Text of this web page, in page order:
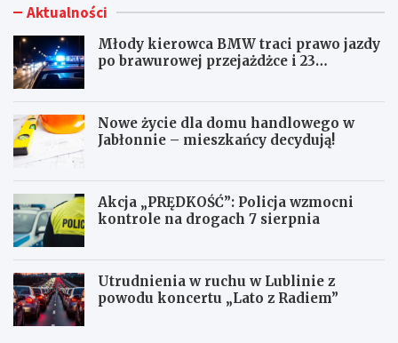
Aktualności
Młody kierowca BMW traci prawo jazdy
po brawurowej przejażdżce i 23
Nowe życie dla domu handlowego w
Jabłonnie – mieszkańcy decydują!
Akcja „PRĘDKOŚĆ”: Policja wzmocni
kontrole na drogach 7 sierpnia
Utrudnienia w ruchu w Lublinie z
powodu koncertu „Lato z Radiem”
M
N